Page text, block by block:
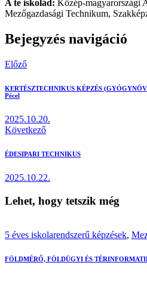
A te iskolád: Közép-magyarországi
Mezőgazdasági Technikum,
Bejegyzés navigáció
Előző
KERTÉSZTECHNIKUS KÉPZÉS
Pécel
2025.10.20.
Következő
ÉDESIPARI TECHNIKUS
2025.10.22.
Lehet, hogy tetszik még
5 éves iskolarendszerű képzések,
FÖLDMÉRŐ, FÖLDÜGYI ÉS